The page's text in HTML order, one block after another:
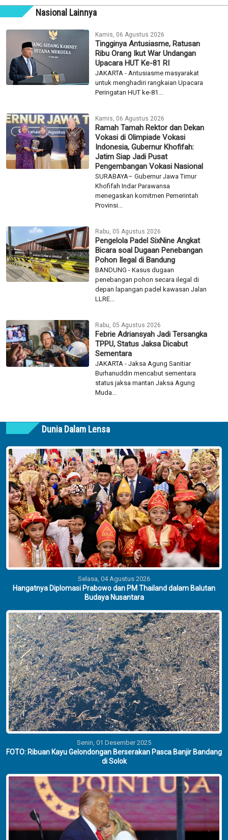
Nasional Lainnya
Kamis, 06 Agustus 2026
Tingginya Antusiasme, Ratusan
Ribu Orang Ikut War Undangan
Upacara HUT Ke-81 RI
JAKARTA - Antusiasme masyarakat
untuk menghadiri rangkaian Upacara
Peringatan HUT ke-81...
Kamis, 06 Agustus 2026
Ramah Tamah Rektor dan Dekan
Vokasi di Olimpiade Vokasi
Indonesia, Gubernur Khofifah:
Jatim Siap Jadi Pusat
Pengembangan Vokasi Nasional
SURABAYA– Gubernur Jawa Timur
Khofifah Indar Parawansa
menegaskan komitmen Pemerintah
Provinsi...
Rabu, 05 Agustus 2026
Pengelola Padel SixNine Angkat
Bicara soal Dugaan Penebangan
Pohon Ilegal di Bandung
BANDUNG - Kasus dugaan
penebangan pohon secara ilegal di
depan lapangan padel kawasan Jalan
LLRE...
Rabu, 05 Agustus 2026
Febrie Adriansyah Jadi Tersangka
TPPU, Status Jaksa Dicabut
Sementara
JAKARTA - Jaksa Agung Sanitiar
Burhanuddin mencabut sementara
status jaksa mantan Jaksa Agung
Muda...
Dunia Dalam Lensa
Selasa, 04 Agustus 2026
Hangatnya Diplomasi Prabowo dan PM Thailand dalam Balutan
Budaya Nusantara
Senin, 01 Desember 2025
FOTO: Ribuan Kayu Gelondongan Berserakan Pasca Banjir Bandang
di Solok